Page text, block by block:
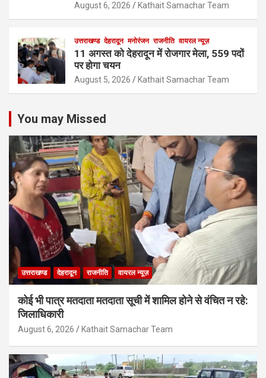
August 6, 2026 Kathait Samachar Team
उत्तराखण्ड देहरादून मनोरंजन राजनीति वायरल न्यूज़
11 अगस्त को देहरादून में रोजगार मेला, 559 पदों
पर होगा चयन
August 5, 2026 Kathait Samachar Team
You may Missed
उत्तराखण्ड देहरादून राजनीति वायरल न्यूज़
कोई भी पात्र मतदाता मतदाता सूची में शामिल होने से वंचित न रहे:
जिलाधिकारी
August 6, 2026 Kathait Samachar Team